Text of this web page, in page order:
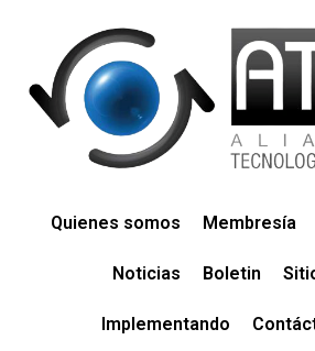
Quienes somos Membresía
Noticias Boletin
Implementando